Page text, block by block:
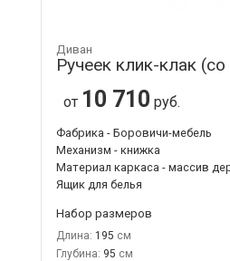
Диван
Ручеек клик-клак
от 10 710 руб.
Фабрика - Боровичи-мебель
Механизм - книжка
Материал каркаса - массив
Ящик для белья
Набор размеров
Длина: 195
Глубина: 95